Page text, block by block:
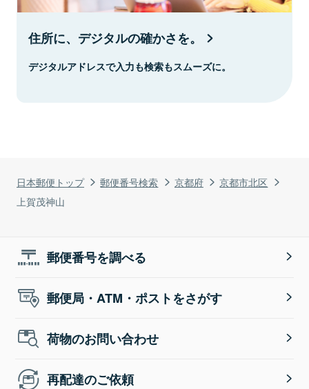
日本郵便トップ 郵便番号検索 京都府
京都市北区
上賀茂神山
住所に、デジタルの確かさを。
デジタルアドレスで入力も検索もスムーズに。
郵便番号を調べる
郵便局・ATM・ポストをさがす
荷物のお問い合わせ
再配達のご依頼